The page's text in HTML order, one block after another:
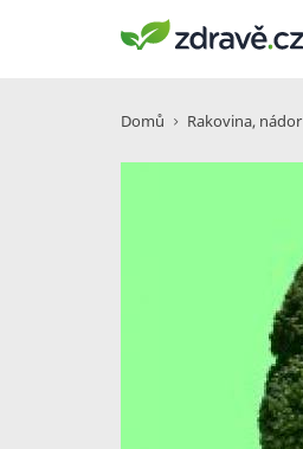
Domů Rakovina, nádor